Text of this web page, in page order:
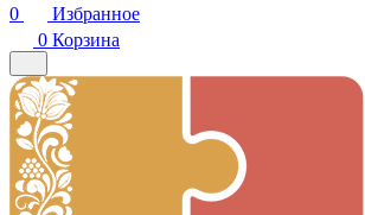
0
Избранное
0 Корзина